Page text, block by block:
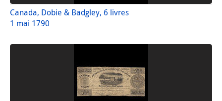
Canada, Dobie & Badgley, 6 livres
1 mai 1790